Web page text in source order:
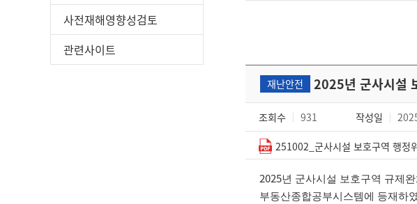
사전재해영향성검토
관련사이트
재난안전 2025년 군사시설
조회수 931 작성일
251002_군사시설 보호구역 행정
2025년 군사시설 보호구역 규제
부동산종합공부시스템에 등재하